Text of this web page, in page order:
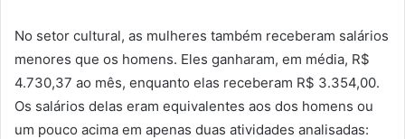
No setor cultural, as mulheres também receberam salários
menores que os homens. Eles ganharam, em média, R$
4.730,37 ao mês, enquanto elas receberam R$ 3.354,00.
Os salários delas eram equivalentes aos dos homens ou
um pouco acima em apenas duas atividades analisadas: